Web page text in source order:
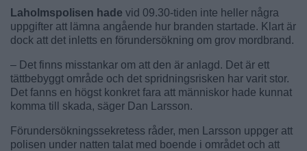
Laholmspolisen hade vid 09.30-tiden inte heller några
uppgifter att lämna angående hur branden startade. Klart är
dock att det inletts en förundersökning om grov mordbrand.
– Det finns misstankar om att den är anlagd. Det är ett
tättbebyggt område och det spridningsrisken har varit stor.
Det fanns en högst konkret fara att människor hade kunnat
komma till skada, säger Dan Larsson.
Förundersökningssekretess råder, men Larsson uppger att
polisen under natten talat med boende i området och att